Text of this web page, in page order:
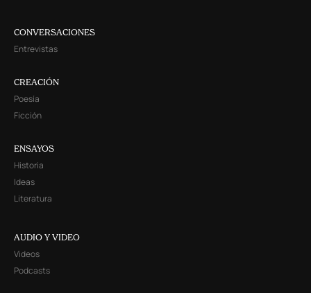
CONVERSACIONES
Entrevistas
CREACIÓN
Poesía
Ficción
ENSAYOS
Historia
Ideas
Literatura
AUDIO Y VIDEO
Videos
Podcasts